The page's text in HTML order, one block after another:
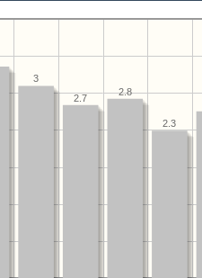
2.3
2.8
2.7
3